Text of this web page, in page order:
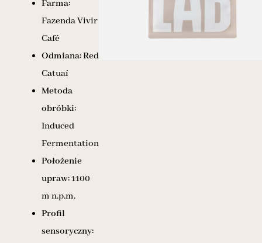
Farma:
Fazenda Vivir
Café
Odmiana:Red
Catuaí
Metoda
obróbki:
Induced
Fermentation
Położenie
upraw:1100
m n.p.m.
Profil
sensoryczny: